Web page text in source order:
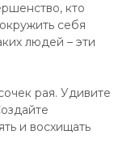
кто
себя
людей – эти
рая. Удивите
и восхищать